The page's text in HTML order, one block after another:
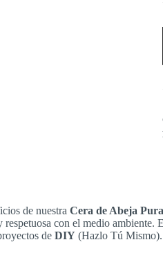
de nuestra Cera de Abeja Pura
respetuosa con el medio ambiente.
de DIY(Hazlo Tú Mismo).